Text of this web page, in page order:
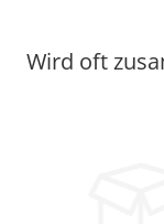
Wird oft